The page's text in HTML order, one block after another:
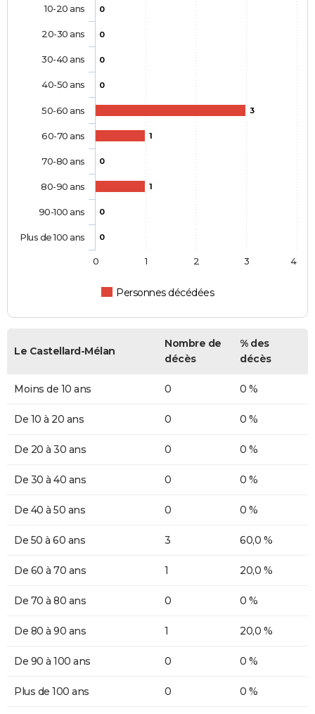
0
0
0
0
3
1
0
1
0
0
Personnes décédées
10-20 ans
20-30 ans
30-40 ans
40-50 ans
50-60 ans
60-70 ans
70-80 ans
80-90 ans
90-100 ans
Plus de 100 ans
0 1 2 3 4
Le Castellard-Mélan
Nombre de
décès
% des
décès
Moins de 10 ans 0 0 %
De 10 à 20 ans 0 0 %
De 20 à 30 ans 0 0 %
De 30 à 40 ans 0 0 %
De 40 à 50 ans 0 0 %
De 50 à 60 ans 3 60,0 %
De 60 à 70 ans 1 20,0 %
De 70 à 80 ans 0 0 %
De 80 à 90 ans 1 20,0 %
De 90 à 100 ans 0 0 %
Plus de 100 ans 0 0 %